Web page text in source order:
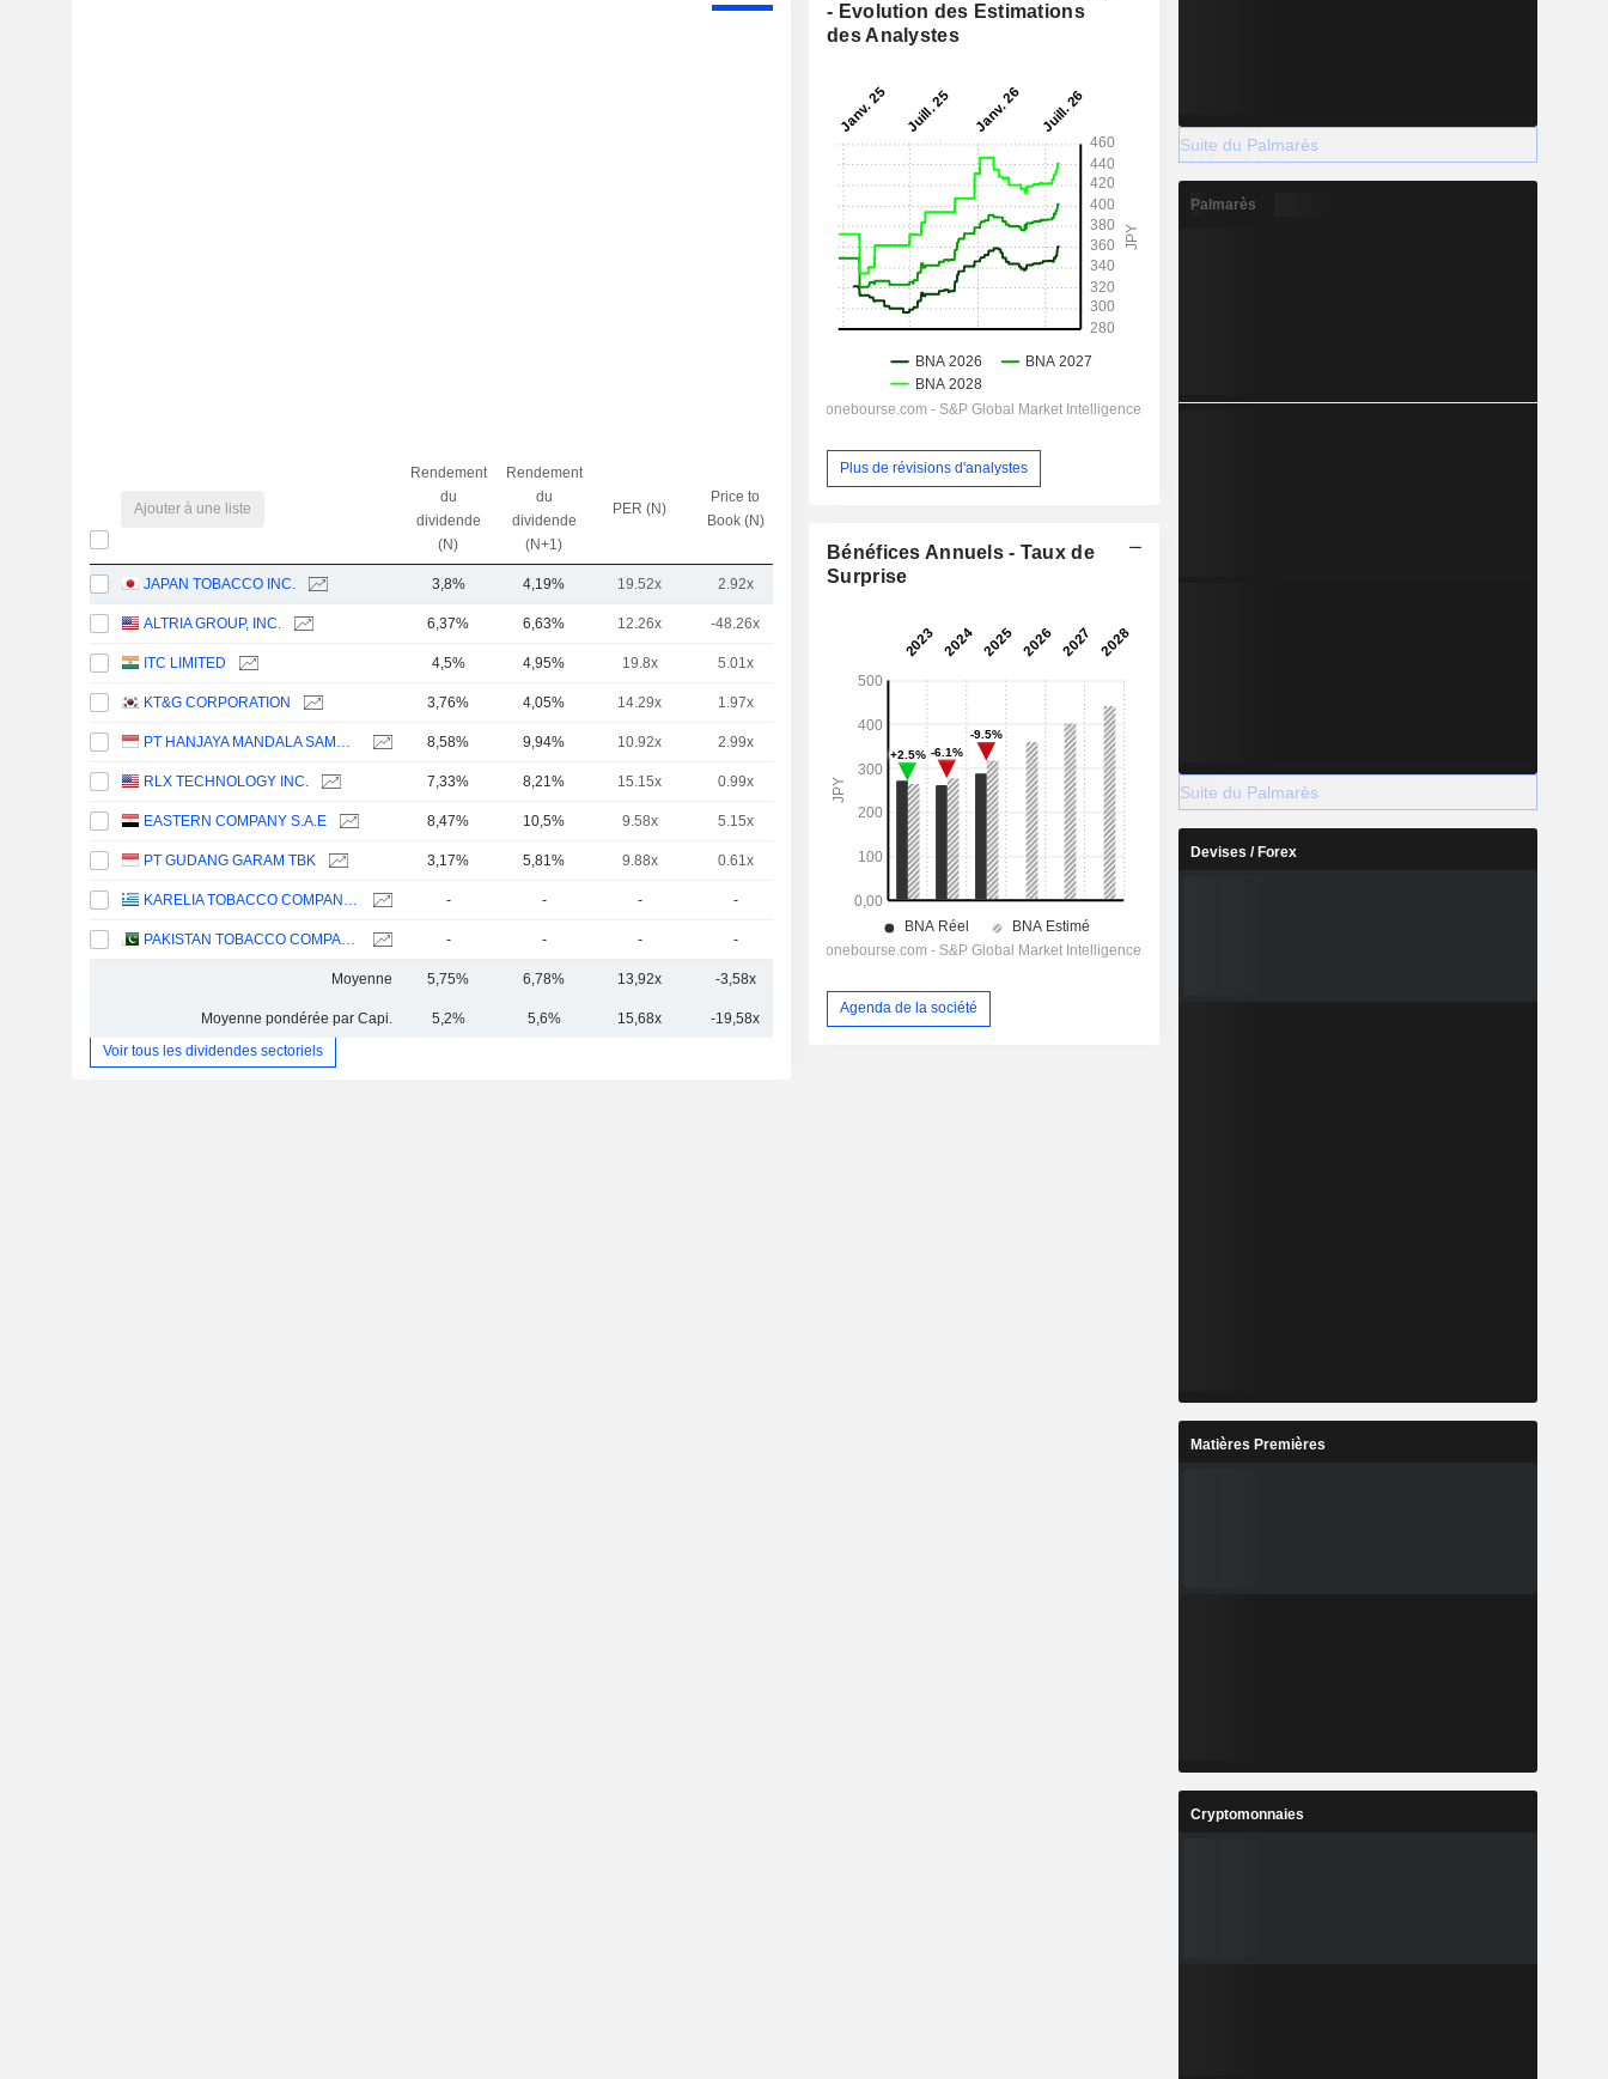
Ajouter à une liste
Rendement
du
dividende
(N)
Rendement
du
dividende
(N+1)
PER (N)
Price to
Book (N)
JAPAN TOBACCO INC. 3,8% 4,19% 19.52x 2.92x 3.42x
ALTRIA GROUP, INC. 6,37% 6,63% 12.26x -48.26x
ITC LIMITED 4,5% 4,95% 19.8x 5.01x
KT&G CORPORATION 3,76% 4,05% 14.29x 1.97x
PT HANJAYA MANDALA SAMPOERNA TBK 8,58% 9,94% 10.92x 2.99x
RLX TECHNOLOGY INC. 7,33% 8,21% 15.15x 0.99x 0.14x
EASTERN COMPANY S.A.E 8,47% 10,5% 9.58x 5.15x
PT GUDANG GARAM TBK 3,17% 5,81% 9.88x 0.61x
KARELIA TOBACCO COMPANY INC. - - - -
PAKISTAN TOBACCO COMPANY LIMITED - - - -
Moyenne 5,75% 6,78% 13,92x -3,58x
Moyenne pondérée par Capi. 5,2% 5,6% 15,68x -19,58x
4,81x
Voir tous les dividendes sectoriels
- Evolution des Estimations
des Analystes
Plus de révisions d'analystes
Bénéfices Annuels - Taux de
Surprise
Agenda de la société
Suite du Palmarès
Palmarès
Suite du Palmarès
Devises / Forex
Matières Premières
Cryptomonnaies